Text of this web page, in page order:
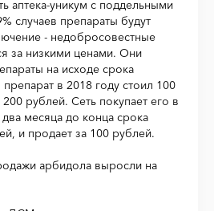
аптека-уникум с поддельными
случаев препараты будут
- недобросовестные
за низкими ценами. Они
на исходе срока
в 2018 году стоил 100
200 рублей. Сеть покупает его в
месяца до конца срока
и продает за 100 рублей.
арбидола выросли на